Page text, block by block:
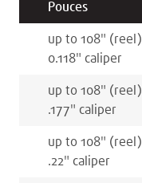
Pouces
up to 108" (reel)
0.118" caliper
up to 108" (reel)
.177" caliper
up to 108" (reel)
.22" caliper